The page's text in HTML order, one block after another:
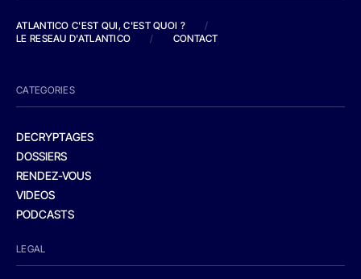
ATLANTICO C'EST QUI, C'EST QUOI ?
/
LE RESEAU D'ATLANTICO
/ CONTACT
CATEGORIES
DECRYPTAGES
DOSSIERS
RENDEZ-VOUS
VIDEOS
PODCASTS
LEGAL